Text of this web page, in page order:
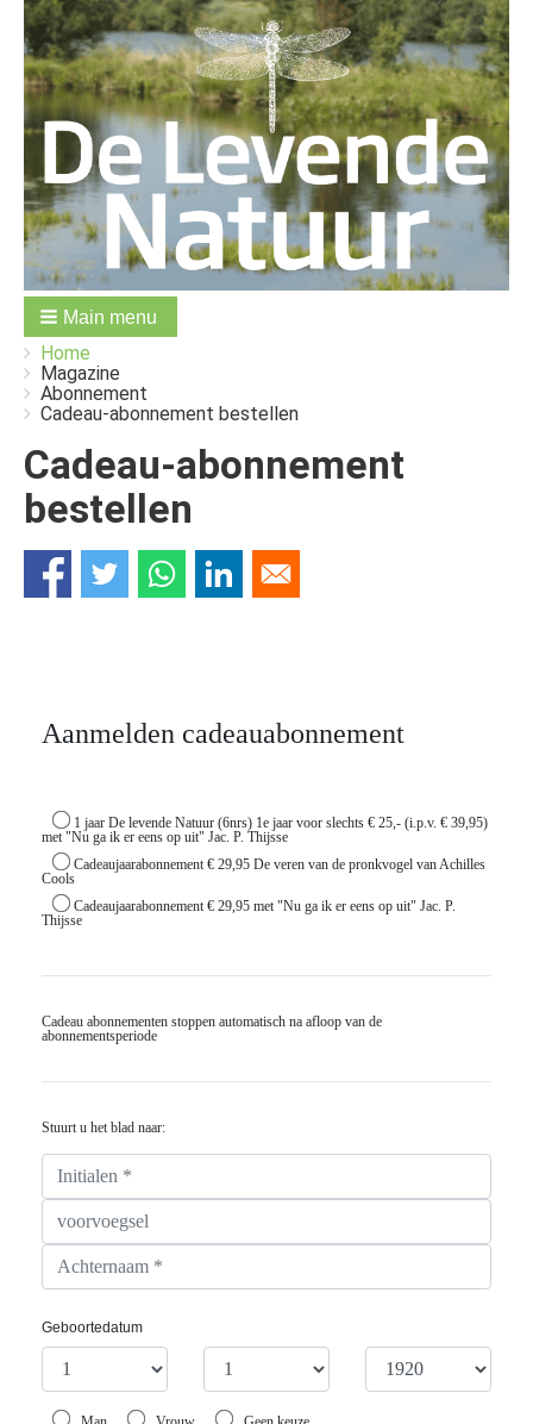
Main menu
Breadcrumbs
You
are
here:
Home
Magazine
Abonnement
Cadeau-abonnement bestellen
Cadeau-abonnement
bestellen